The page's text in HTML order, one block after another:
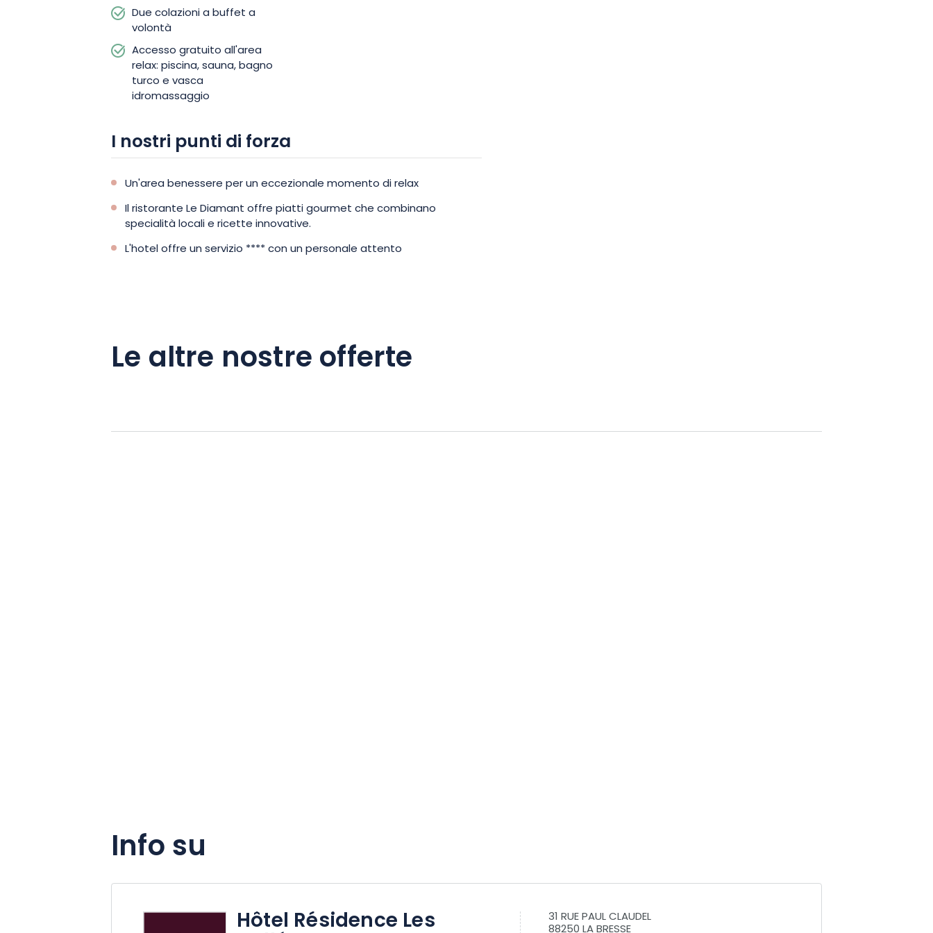
bagno caldo di bolle. Per un momento di totale piacere e complicità,
prenotate una seduta di massaggio rilassante o con pietre calde o un
trattamento modellante.
Due colazioni a buffet a
volontà
Accesso gratuito all'area
relax: piscina, sauna, bagno
turco e vasca
idromassaggio
I nostri punti di forza
Un'area benessere per un eccezionale momento di relax
Il ristorante Le Diamant offre piatti gourmet che combinano
specialità locali e ricette innovative.
L'hotel offre un servizio **** con un personale attento
Le altre nostre offerte
Info su
Hôtel Résidence Les 31 RUE PAUL CLAUDEL